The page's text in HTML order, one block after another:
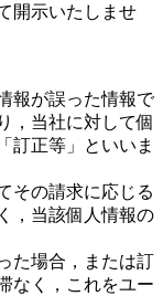
開示いたしませ
報が誤った情報で
，当社に対して個
訂正等」といいま
その請求に応じる
，当該個人情報の
た場合，または訂
なく，これをユー